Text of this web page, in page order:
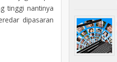
tinggi nantinya
dipasaran